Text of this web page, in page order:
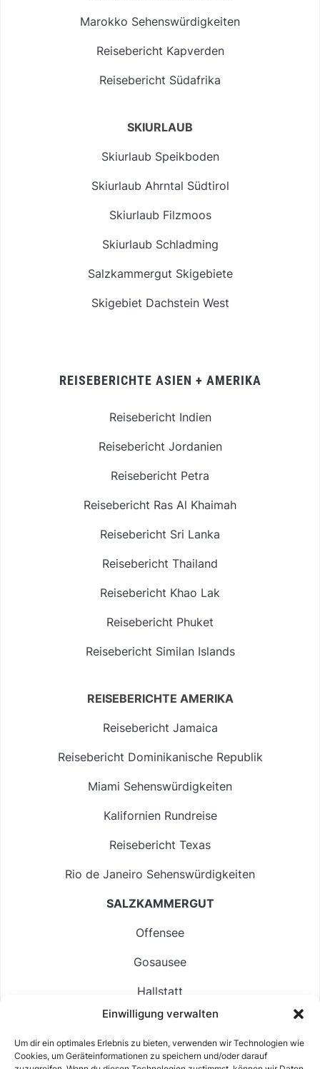
Einwilligung verwalten
Um dir ein optimales Erlebnis zu bieten, verwenden wir Technologien wie
Cookies, um Geräteinformationen zu speichern und/oder darauf
Marokko Sehenswürdigkeiten
Reisebericht Kapverden
Reisebericht Südafrika
SKIURLAUB
Skiurlaub Speikboden
Skiurlaub Ahrntal Südtirol
Skiurlaub Filzmoos
Skiurlaub Schladming
Salzkammergut Skigebiete
Skigebiet Dachstein West
REISEBERICHTE ASIEN + AMERIKA
Reisebericht Indien
Reisebericht Jordanien
Reisebericht Petra
Reisebericht Ras Al Khaimah
Reisebericht Sri Lanka
Reisebericht Thailand
Reisebericht Khao Lak
Reisebericht Phuket
Reisebericht Similan Islands
REISEBERICHTE AMERIKA
Reisebericht Jamaica
Reisebericht Dominikanische Republik
Miami Sehenswürdigkeiten
Kalifornien Rundreise
Reisebericht Texas
Rio de Janeiro Sehenswürdigkeiten
SALZKAMMERGUT
Offensee
Gosausee
Hallstatt
Langbathsee
Altausseer See